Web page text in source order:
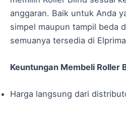
anggaran. Baik untuk Anda
simpel maupun tampil beda
semuanya tersedia di
Keuntungan Membeli Roller
Harga langsung dari